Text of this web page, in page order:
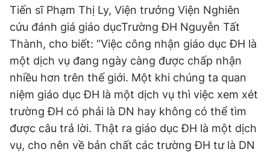
Đọc Thanh Niên trên điện thoại
Theo dõi báo trên
Tiến sĩ Phạm Thị Ly, Viện trưởng Viện Nghiên
cứu đánh giá giáo dụcTrường ĐH Nguyễn Tất
Thành, cho biết: “Việc công nhận giáo dục ĐH là
một dịch vụ đang ngày càng được chấp nhận
nhiều hơn trên thế giới. Một khi chúng ta quan
niệm giáo dục ĐH là một dịch vụ thì việc xem xét
trường ĐH có phải là DN hay không có thể tìm
được câu trả lời. Thật ra giáo dục ĐH là một dịch
vụ, cho nên về bản chất các trường ĐH tư là DN